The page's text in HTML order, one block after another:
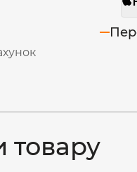
товару